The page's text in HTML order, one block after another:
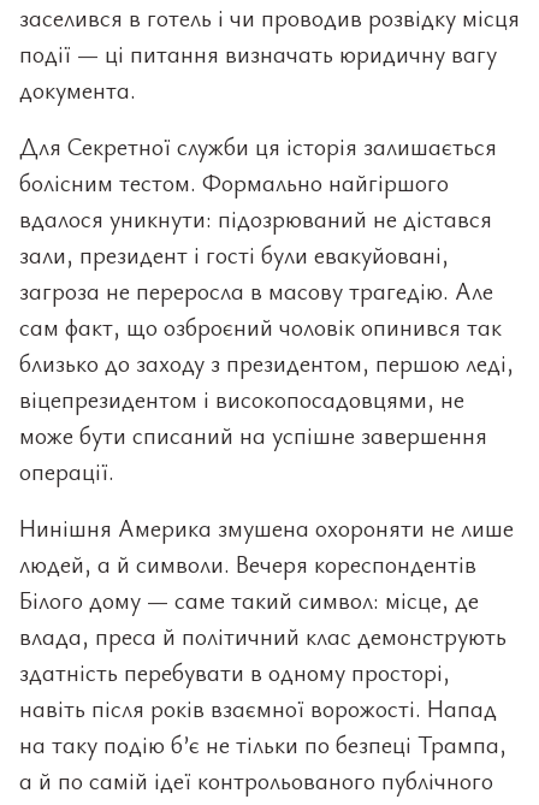
заселився в готель і чи проводив розвідку місця
події — ці питання визначать юридичну вагу
документа.
Для Секретної служби ця історія залишається
болісним тестом. Формально найгіршого
вдалося уникнути: підозрюваний не дістався
зали, президент і гості були евакуйовані,
загроза не переросла в масову трагедію. Але
сам факт, що озброєний чоловік опинився так
близько до заходу з президентом, першою леді,
віцепрезидентом і високопосадовцями, не
може бути списаний на успішне завершення
операції.
Нинішня Америка змушена охороняти не лише
людей, а й символи. Вечеря кореспондентів
Білого дому — саме такий символ: місце, де
влада, преса й політичний клас демонструють
здатність перебувати в одному просторі,
навіть після років взаємної ворожості. Напад
на таку подію б’є не тільки по безпеці Трампа,
а й по самій ідеї контрольованого публічного